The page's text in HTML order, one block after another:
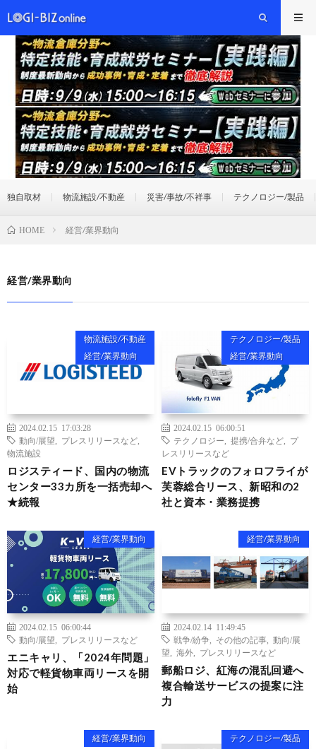
独自取材 物流施設/不動産 災害/事故/不祥事 テクノロジー/製品
HOME 経営/業界動向
経営/業界動向
物流施設/不動産
経営/業界動向
2024.02.15 17:03:28
動向/展望
プレスリリースなど
物流施設
ロジスティード、国内の物流
センター33カ所を一括売却へ
★続報
テクノロジー/製品
経営/業界動向
2024.02.15 06:00:51
テクノロジー
提携/合弁など
プ
レスリリースなど
EVトラックのフォロフライが
芙蓉総合リース、新昭和の2
社と資本・業務提携
経営/業界動向
2024.02.15 06:00:44
動向/展望
プレスリリースなど
エニキャリ、「2024年問題」
対応で軽貨物車両リースを開
始
経営/業界動向
2024.02.14 11:49:45
戦争/紛争
その他の記事
動向/展
望
海外 プレスリリースなど
郵船ロジ、紅海の混乱回避へ
複合輸送サービスの提案に注
力
経営/業界動向
テクノロジー/製品